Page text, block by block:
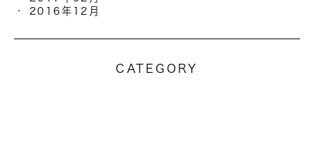
2016年12月
CATEGORY